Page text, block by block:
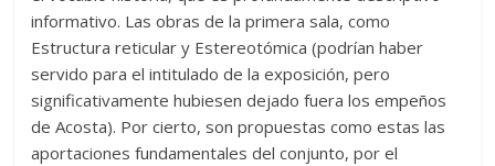
informativo. Las obras de la primera sala, como
Estructura reticular y Estereotómica (podrían haber
servido para el intitulado de la exposición, pero
significativamente hubiesen dejado fuera los empeños
de Acosta). Por cierto, son propuestas como estas las
aportaciones fundamentales del conjunto, por el